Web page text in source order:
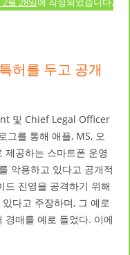
허를 두고 공개
및 Chief Legal Officer
를 통해 애플, MS, 오
제공하는 스마트폰 운영
악용하고 있다고 공개적
드 진영을 공격하기 위해
다고 주장하며, 그 예로
경매를 예로 들었다. 이에